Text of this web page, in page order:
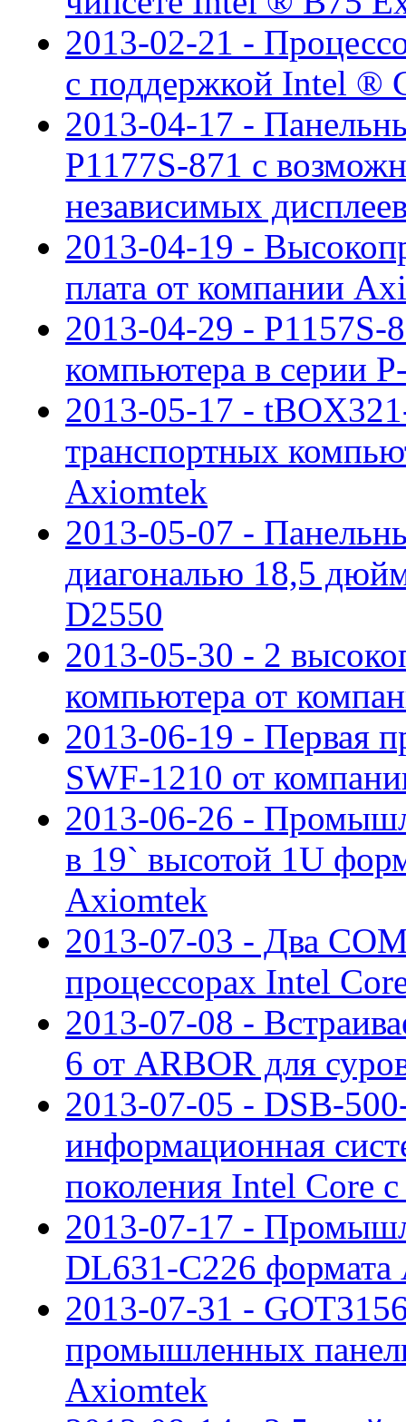
2013-02-21 -
с поддержкой Intel ®
2013-04-17 -
P1177S-871 с
независимых
2013-04-19 -
плата от компании
2013-04-29 - P1157S-
компьютера в серии
2013-05-17 -
транспортных
Axiomtek
2013-05-07 -
диагональю 18,5
D2550
2013-05-30 - 2
компьютера от
2013-06-19 - Первая
SWF-1210 от
2013-06-26 -
в 19` высотой 1U
Axiomtek
2013-07-03 - Два
процессорах Intel
2013-07-08 -
6 от ARBOR для
2013-07-05 - DSB-
информационная
поколения Intel Core
2013-07-17 -
DL631-C226 формата
2013-07-31 -
промышленных
Axiomtek